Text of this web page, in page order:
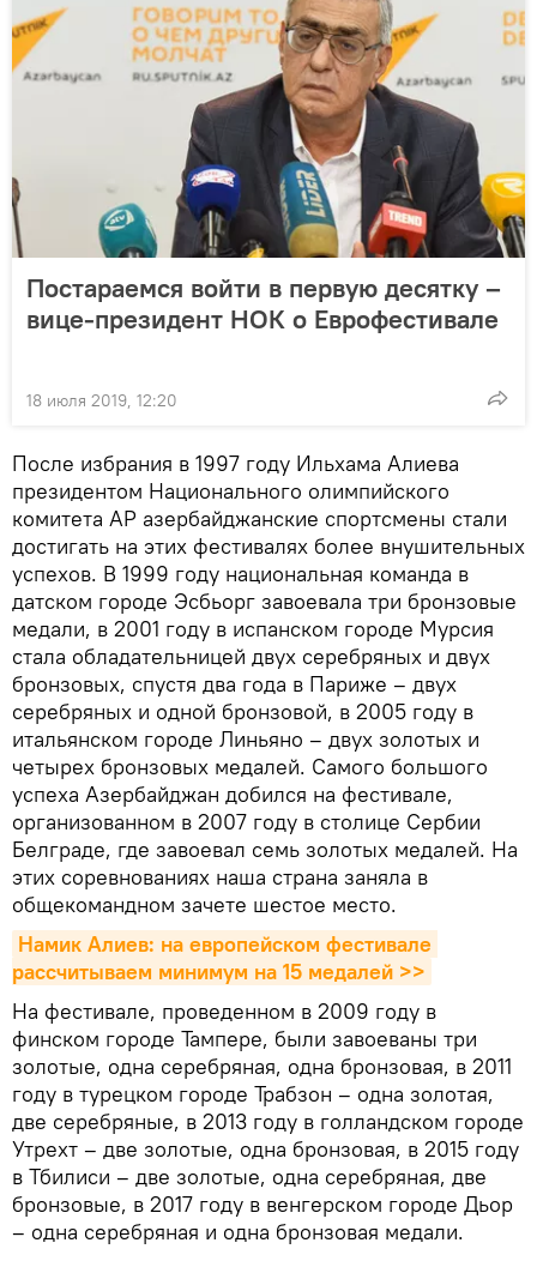
Постараемся войти в первую десятку –
вице-президент НОК о Еврофестивале
18 июля 2019, 12:20
После избрания в 1997 году Ильхама Алиева
президентом Национального олимпийского
комитета АР азербайджанские спортсмены стали
достигать на этих фестивалях более внушительных
успехов. В 1999 году национальная команда в
датском городе Эсбьорг завоевала три бронзовые
медали, в 2001 году в испанском городе Мурсия
стала обладательницей двух серебряных и двух
бронзовых, спустя два года в Париже – двух
серебряных и одной бронзовой, в 2005 году в
итальянском городе Линьяно – двух золотых и
четырех бронзовых медалей. Самого большого
успеха Азербайджан добился на фестивале,
организованном в 2007 году в столице Сербии
Белграде, где завоевал семь золотых медалей. На
этих соревнованиях наша страна заняла в
общекомандном зачете шестое место.
Намик Алиев: на европейском фестивале
рассчитываем минимум на 15 медалей >>
На фестивале, проведенном в 2009 году в
финском городе Тампере, были завоеваны три
золотые, одна серебряная, одна бронзовая, в 2011
году в турецком городе Трабзон – одна золотая,
две серебряные, в 2013 году в голландском городе
Утрехт – две золотые, одна бронзовая, в 2015 году
в Тбилиси – две золотые, одна серебряная, две
бронзовые, в 2017 году в венгерском городе Дьор
– одна серебряная и одна бронзовая медали.